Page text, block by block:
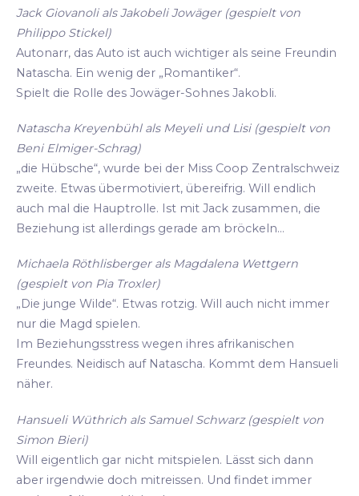
Jack Giovanoli als Jakobeli Jowäger (gespielt von
Philippo Stickel)
Autonarr, das Auto ist auch wichtiger als seine Freundin
Natascha. Ein wenig der „Romantiker“.
Spielt die Rolle des Jowäger-Sohnes Jakobli.
Natascha Kreyenbühl als Meyeli und Lisi (gespielt von
Beni Elmiger-Schrag)
„die Hübsche“, wurde bei der Miss Coop Zentralschweiz
zweite. Etwas übermotiviert, übereifrig. Will endlich
auch mal die Hauptrolle. Ist mit Jack zusammen, die
Beziehung ist allerdings gerade am bröckeln...
Michaela Röthlisberger als Magdalena Wettgern
(gespielt von Pia Troxler)
„Die junge Wilde“. Etwas rotzig. Will auch nicht immer
nur die Magd spielen.
Im Beziehungsstress wegen ihres afrikanischen
Freundes. Neidisch auf Natascha. Kommt dem Hansueli
näher.
Hansueli Wüthrich als Samuel Schwarz (gespielt von
Simon Bieri)
Will eigentlich gar nicht mitspielen. Lässt sich dann
aber irgendwie doch mitreissen. Und findet immer